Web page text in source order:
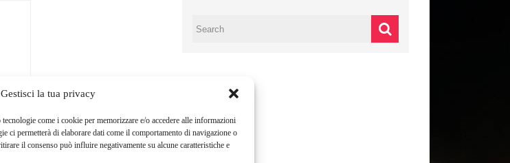
Gestisci la tua privacy
come i cookie per memorizzare e/o accedere alle informazioni
ci permetterà di elaborare dati come il comportamento di navigazione o
il consenso può influire negativamente su alcune caratteristiche e